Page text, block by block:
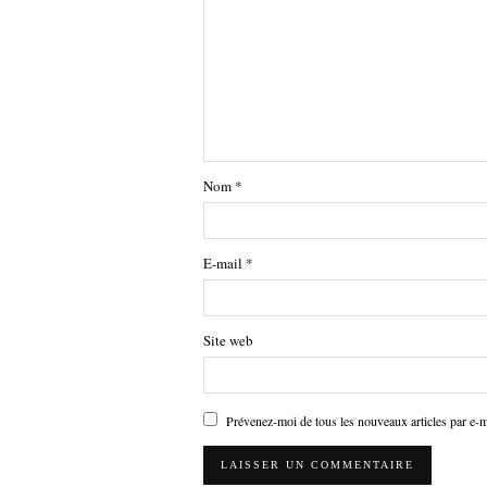
Nom *
E-mail *
Site web
Prévenez-moi de tous les nouveaux articles par e-